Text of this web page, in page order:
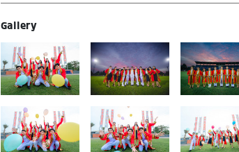
Gallery